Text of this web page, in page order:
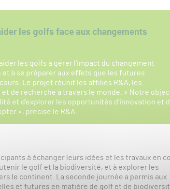
les golfs face aux changements
les golfs à gérer l’impact du changement
à se préparer aux effets que les futures
Le projet réunit les affiliés R&A, les
de recherche à travers le monde. « Notre
et d’explorer les opportunités d’innovation et
», précise le R&A.
à échanger leurs idées et les travaux en
le golf et la biodiversité, et à explorer les
le continent. La seconde journée a permis aux
et futures en matière de golf et de